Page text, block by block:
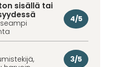
sisällä tai
4/5
3/5